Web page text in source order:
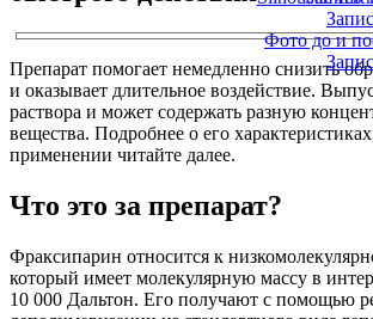
Фото до и
Препарат помогает немедленно снизить
и оказывает длительное воздействие.
раствора и может содержать разную
вещества. Подробнее о его
применении читайте далее.
Что это за препарат?
Фраксипарин относится к
который имеет молекулярную массу в
10 000 Дальтон. Его получают с помощью